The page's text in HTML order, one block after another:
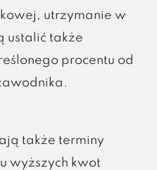
utrzymanie w
ustalić także
procentu od
także terminy
wyższych kwot